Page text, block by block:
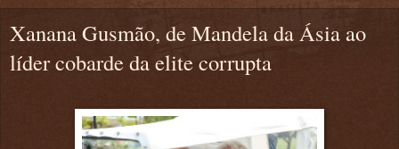
Xanana Gusmão, de Mandela da Ásia ao
líder cobarde da elite corrupta